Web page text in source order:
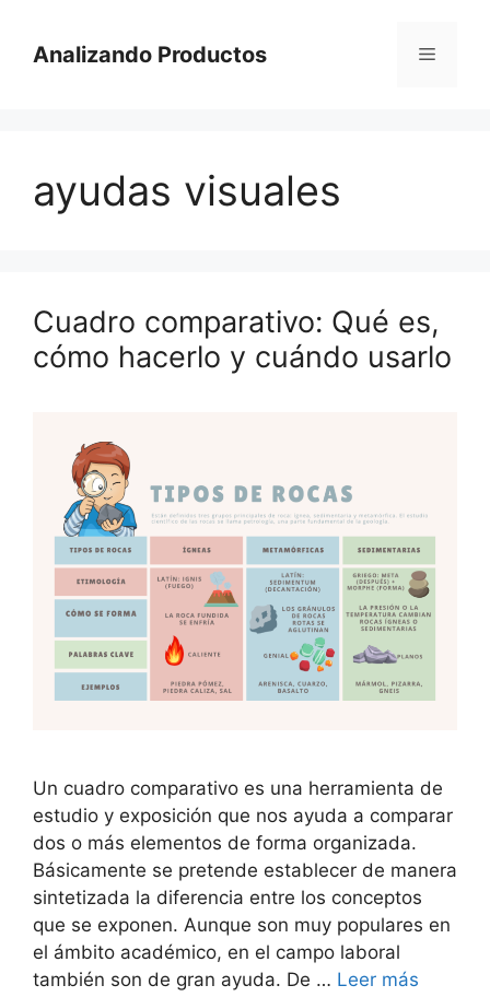
contenido
Analizando Productos Menú
ayudas visuales
Cuadro comparativo: Qué es,
cómo hacerlo y cuándo usarlo
Un cuadro comparativo es una herramienta de
estudio y exposición que nos ayuda a comparar
dos o más elementos de forma organizada.
Básicamente se pretende establecer de manera
sintetizada la diferencia entre los conceptos
que se exponen. Aunque son muy populares en
el ámbito académico, en el campo laboral
también son de gran ayuda. De … Leer más